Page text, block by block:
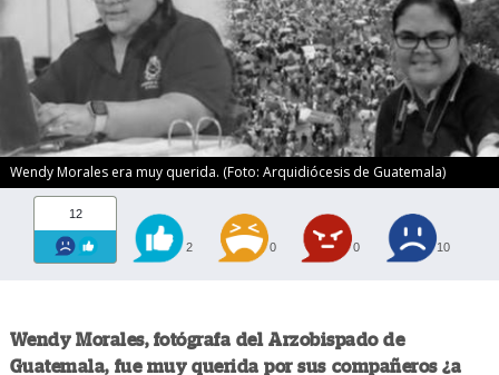
Wendy Morales era muy querida. (Foto: Arquidiócesis de Guatemala)
12
2 0 0 10
Wendy Morales, fotógrafa del Arzobispado de
Guatemala, fue muy querida por sus compañeros ¿a